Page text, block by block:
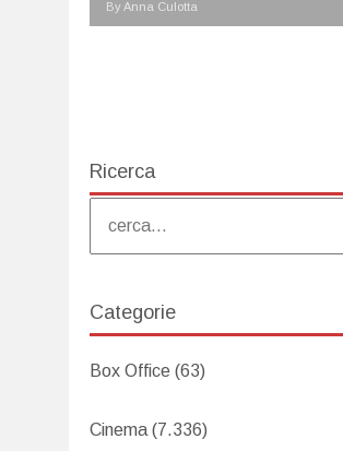
By Anna Culotta
Ricerca
Categorie
Box Office (63)
Cinema (7.336)